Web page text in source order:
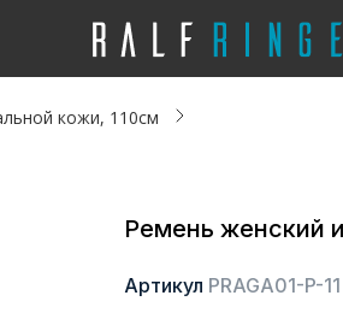
кожи, 110см
Ремень женский
Артикул PRAGA01-P-11